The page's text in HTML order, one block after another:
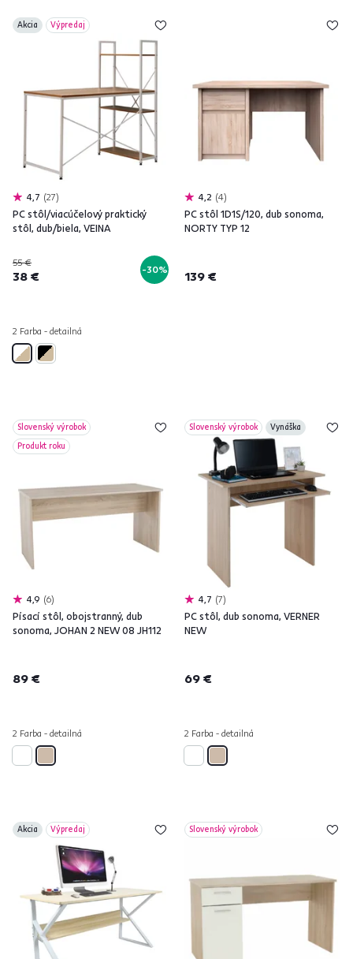
Akcia Výpredaj
4,7 27
PC stôl/viacúčelový praktický
stôl, dub/biela, VEINA
55 €
38 € -30%
2 Farba - detailná
4,2 4
PC stôl 1D1S/120, dub sonoma,
NORTY TYP 12
139 €
Slovenský výrobok
Produkt roku
4,9 6
Písací stôl, obojstranný, dub
sonoma, JOHAN 2 NEW 08 JH112
89 €
2 Farba - detailná
Slovenský výrobok Vynáška
4,7 7
PC stôl, dub sonoma, VERNER
NEW
69 €
2 Farba - detailná
Akcia Výpredaj Slovenský výrobok